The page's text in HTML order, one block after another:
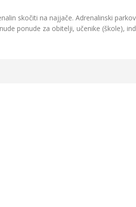
skočiti na najjače. Adrenalinski
ponude za obitelji, učenike (škole),